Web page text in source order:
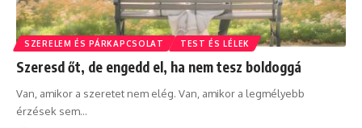
SZERELEM ÉS PÁRKAPCSOLAT TEST ÉS LÉLEK
Szeresd őt, de engedd el, ha nem tesz boldoggá
Van, amikor a szeretet nem elég. Van, amikor a legmélyebb
érzések sem…